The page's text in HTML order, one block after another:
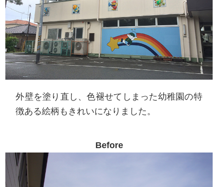
外壁を塗り直し、色褪せてしまった幼稚園の特
徴ある絵柄もきれいになりました。
Before